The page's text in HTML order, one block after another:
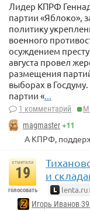
Лидер КПРФ
партии «Яблоко»,
политику
военного
осуждением
августа провел
размещения
выборах в
партии «...
1 комментарий
magmaster+11
А КПРФ,
отметили
19
голосовать
и
lenta.ru
Игорь Иванов